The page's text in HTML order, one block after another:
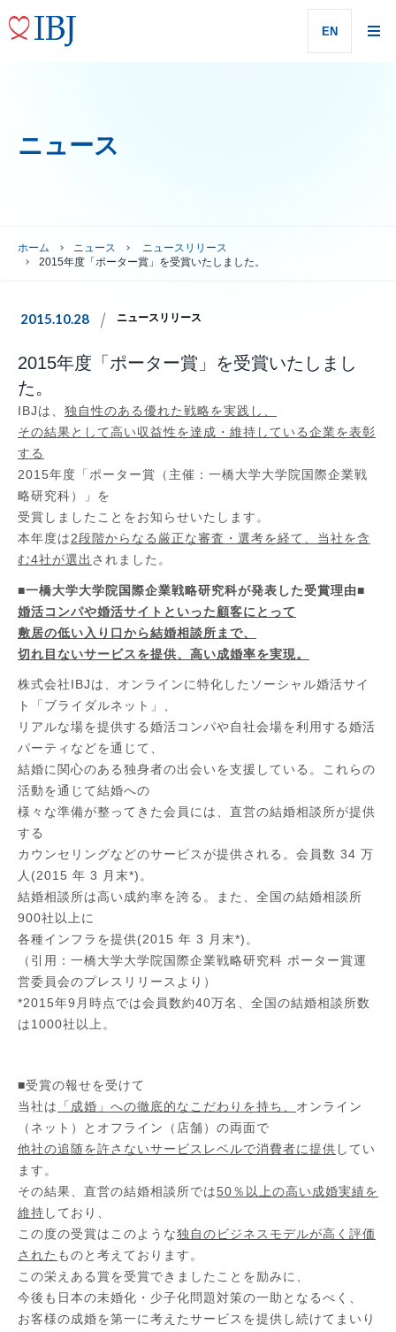
EN
ニュース
ホーム ニュース
ニュースリリース
2015年度「ポーター賞」を受賞いたしました。
2015.10.28 ニュースリリース
2015年度「ポーター賞」を受賞いたしまし
た。
IBJは、 独自性のある優れた戦略を実践し、
その結果として高い収益性を達成・維持している企業を表彰
する
2015年度「ポーター賞（主催：一橋大学大学院国際企業戦
略研究科）」を
受賞しましたことをお知らせいたします 。
本年度は2段階からなる厳正な審査・選考を経て、当社を含
む4社が選出 されました。
■一橋大学大学院国際企業戦略研究科が発表した受賞理由■
婚活コンパや婚活サイトといった顧客にとって
敷居の低い入り口から結婚相談所まで、
切れ目ないサービスを提供、高い成婚率を実現。
株式会社IBJは、オンラインに特化したソーシャル婚活サイ
ト「ブライダルネット」、
リアルな場を提供する婚活コンパや自社会場を利用する婚活
パーティなどを通じて、
結婚に関心のある独身者の出会いを支援している。これらの
活動を通じて結婚への
様々な準備が整ってきた会員には、直営の結婚相談所が提供
する
カウンセリングなどのサービスが提供される。会員数 34 万
人 (2015 年 3 月末*) 。
結婚相談所は高い成約率を誇る。また、全国の結婚相談所
900社以上に
各種インフラを提供(2015 年 3 月末*) 。
（引用：一橋大学大学院国際企業戦略研究科 ポーター賞運
営委員会のプレスリリースより）
*2015年9 月時点では会員数約40万名、全国の結婚相談所数
は1000社以上。
■受賞の報せを受けて
当社は
「成婚」への徹底的なこだわりを持ち、 オンライン
（ネット）とオフライン（店舗）の両面で
他社の追随を許さないサービスレベルで消費者に提供 してい
ます。
その結果、直営の結婚相談所では50％以上の高い成婚実績を
維持 しており、
この度の受賞はこのような独自のビジネスモデルが高く評価
された ものと考えております。
この栄えある賞を受賞できましたことを励みに、
今後も日本の未婚化・少子化問題対策の一助となるべく、
お客様の成婚を第一に考えたサービスを提供し続けてまいり